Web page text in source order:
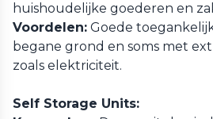
huishoudelijke goederen en
Voordelen: Goede
begane grond en soms met
zoals elektriciteit.
Self Storage Units: